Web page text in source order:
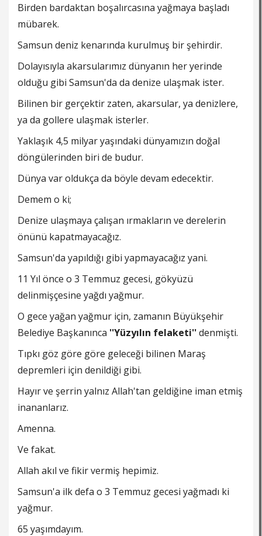
Birden bardaktan boşalırcasına yağmaya başladı
mübarek.
Samsun deniz kenarında kurulmuş bir şehirdir.
Dolayısıyla akarsularımız dünyanın her yerinde
olduğu gibi Samsun'da da denize ulaşmak ister.
Bilinen bir gerçektir zaten, akarsular, ya denizlere,
ya da gollere ulaşmak isterler.
Yaklaşık 4,5 milyar yaşındaki dünyamızın doğal
döngülerinden biri de budur.
Dünya var oldukça da böyle devam edecektir.
Demem o ki;
Denize ulaşmaya çalışan ırmakların ve derelerin
önünü kapatmayacağız.
Samsun'da yapıldığı gibi yapmayacağız yani.
11 Yıl önce o 3 Temmuz gecesi, gökyüzü
delinmişçesine yağdı yağmur.
O gece yağan yağmur için, zamanın Büyükşehir
Belediye Başkanınca ''Yüzyılın felaketi''denmişti.
Tıpkı göz göre göre geleceği bilinen Maraş
depremleri için denildiği gibi.
Hayır ve şerrin yalnız Allah'tan geldiğine iman etmiş
inananlarız.
Amenna.
Ve fakat.
Allah akıl ve fikir vermiş hepimiz.
Samsun'a ilk defa o 3 Temmuz gecesi yağmadı ki
yağmur.
65 yaşımdayım.